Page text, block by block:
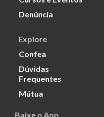
Denúncia
Explore
Confea
Dúvidas
Frequentes
Mútua
Baixe o App